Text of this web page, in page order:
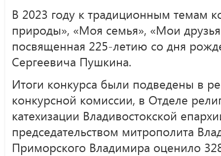
В 2023 году к традиционным темам
природы», «Моя семья», «Мои
посвященная 225-летию со дня
Сергеевича Пушкина.
Итоги конкурса были подведены в
конкурсной комиссии, в Отделе
катехизации Владивостокской
председательством митрополита
Приморского Владимира оценило